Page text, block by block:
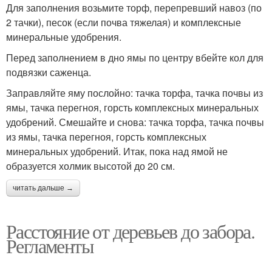
Для заполнения возьмите торф, перепревший навоз (по
2 тачки), песок (если почва тяжелая) и комплексные
минеральные удобрения.
Перед заполнением в дно ямы по центру вбейте кол для
подвязки саженца.
Заправляйте яму послойно: тачка торфа, тачка почвы из
ямы, тачка перегноя, горсть комплексных минеральных
удобрений. Смешайте и снова: тачка торфа, тачка почвы
из ямы, тачка перегноя, горсть комплексных
минеральных удобрений. Итак, пока над ямой не
образуется холмик высотой до 20 см.
читать дальше →
Расстояние от деревьев до забора.
Регламенты